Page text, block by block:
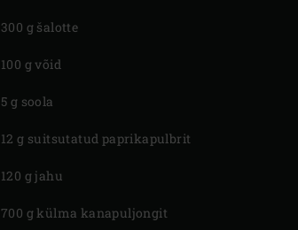
300 g šalotte
100 g võid
5 g soola
12 g suitsutatud paprikapulbrit
120 g jahu
700 g külma kanapuljongit